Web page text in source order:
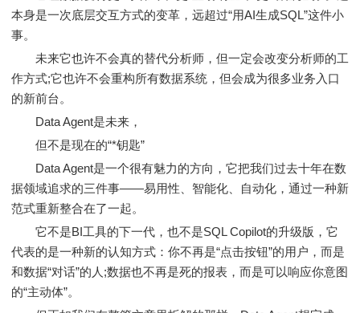
本身是一次底层交互方式的变革，远超过“用AI生成SQL”这件小
事。
未来它也许不会真的替代分析师，但一定会改变分析师的工
作方式;它也许不会重构所有数据系统，但会成为很多业务入口
的新前台。
Data Agent是未来，
但不是现在的“*钥匙”
Data Agent是一个很有魅力的方向，它把我们过去十年在数
据领域追求的三件事——易用性、智能化、自动化，通过一种新
范式重新整合在了一起。
它不是BI工具的下一代，也不是SQL Copilot的升级版，它
代表的是一种新的认知方式：你不再是“点击按钮”的用户，而是
和数据“对话”的人;数据也不再是死的报表，而是可以响应你意图
的“主动体”。